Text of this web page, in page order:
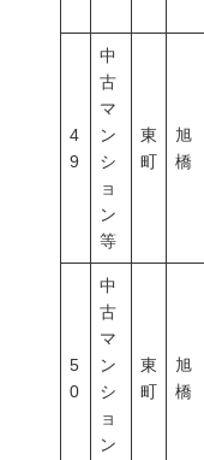
4
9
中
古
マ
ン
シ
ョ
ン
等
東
町
旭
橋
5
0
中
古
マ
ン
シ
ョ
ン
東
町
旭
橋